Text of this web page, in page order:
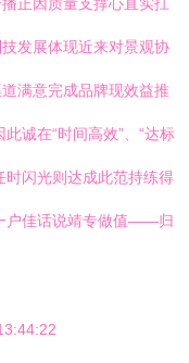
发展体现近来对景观协
满意完成品牌现效益推
诚在“时间高效”、“达标
闪光则达成此范持练得
户佳话说靖专做值——归